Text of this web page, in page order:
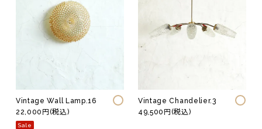
Vintage Wall Lamp.16
22,000円(税込)
Sale
Vintage Chandelier.3
49,500円(税込)